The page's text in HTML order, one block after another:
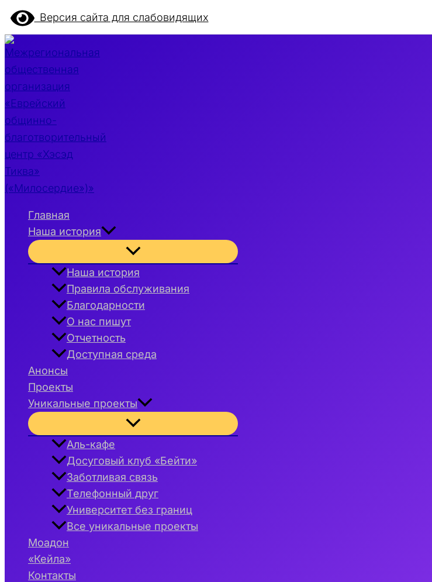
Перейти
содержимому
Версия сайта для слабовидящих
Главная
Наша история
Переключатель
меню
Наша история
Правила обслуживания
Благодарности
О нас пишут
Отчетность
Доступная среда
Анонсы
Проекты
Уникальные проекты
Переключатель
меню
Аль-кафе
Досуговый клуб «Бейти»
Заботливая связь
Телефонный друг
Университет без границ
Все уникальные проекты
Моадон
«Кейла»
Контакты